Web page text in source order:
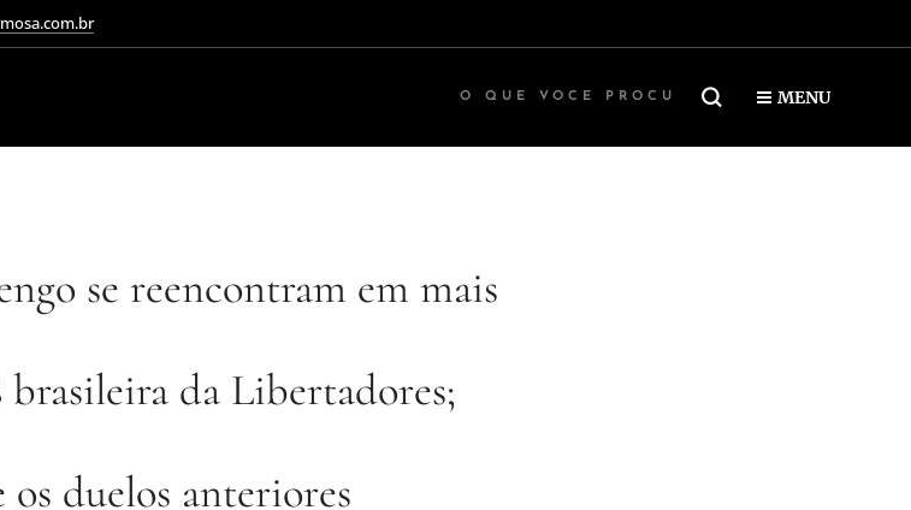
MENU
se reencontram em mais
brasileira da Libertadores;
duelos anteriores